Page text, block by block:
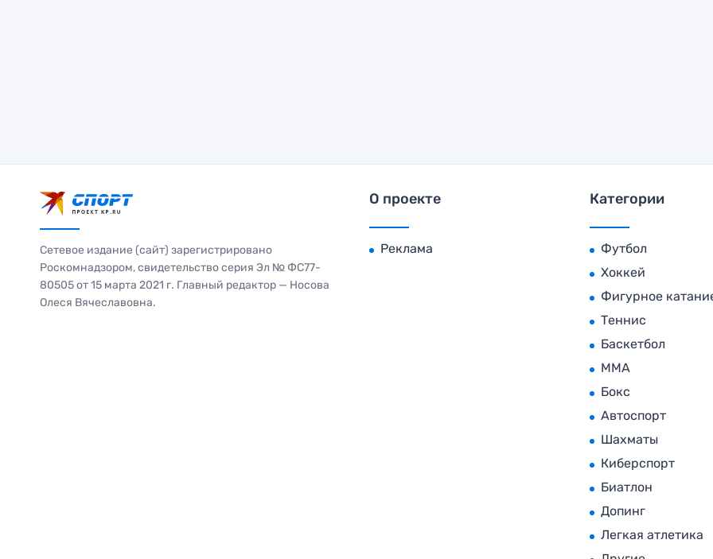
Сетевое издание (сайт) зарегистрировано
Роскомнадзором, свидетельство серия Эл № ФС77-
80505 от 15 марта 2021 г. Главный редактор — Носова
Олеся Вячеславовна.
О проекте
Реклама
Категории
Футбол
Хоккей
Фигурное
Теннис
Баскетбол
MMA
Бокс
Автоспорт
Шахматы
Киберспорт
Биатлон
Допинг
Легкая атлетика